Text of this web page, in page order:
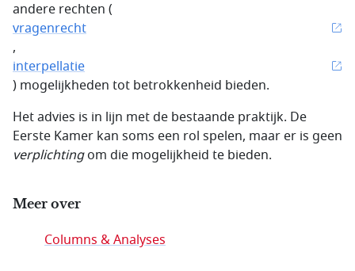
andere rechten (
vragenrecht
,
interpellatie
) mogelijkheden tot betrokkenheid bieden.
Het advies is in lijn met de bestaande praktijk. De
Eerste Kamer kan soms een rol spelen, maar er is geen
verplichtingom die mogelijkheid te bieden.
Meer over
Columns & Analyses